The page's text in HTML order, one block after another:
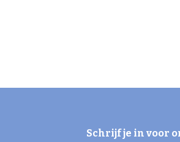
Schrijf je in voor